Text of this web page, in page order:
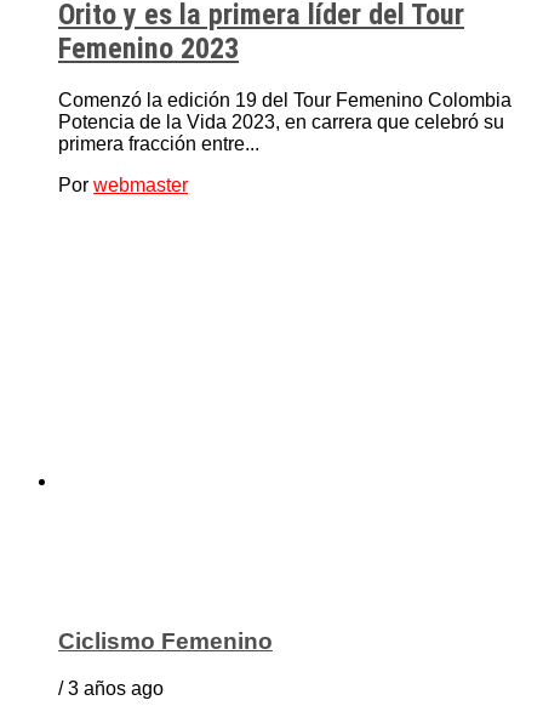
Orito y es la primera líder del Tour
Femenino 2023
Comenzó la edición 19 del Tour Femenino Colombia
Potencia de la Vida 2023, en carrera que celebró su
primera fracción entre...
Por webmaster
Ciclismo Femenino
/ 3 años ago